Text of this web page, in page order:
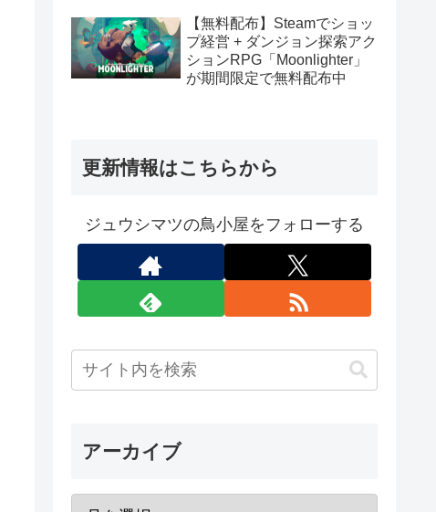
【無料配布】Steamでショッ
プ経営 + ダンジョン探索アク
ションRPG「Moonlighter」
が期間限定で無料配布中
更新情報はこちらから
ジュウシマツの鳥小屋をフォローする
アーカイブ